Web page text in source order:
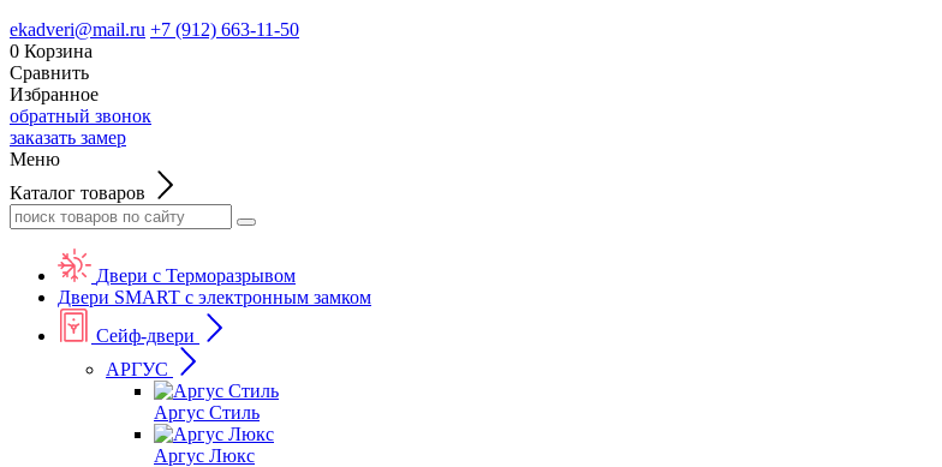
ekadveri@mail.ru +7 (912) 663-11-50
0 Корзина
Сравнить
Избранное
обратный звонок
заказать замер
Меню
Каталог товаров
Двери с Терморазрывом
Двери SMART с электронным замком
Сейф-двери
АРГУС
Аргус Стиль
Аргус Люкс